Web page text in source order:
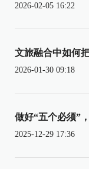
2026-02-05 16:22
文旅融合中如何
2026-01-30 09:18
做好“五个必须”
2025-12-29 17:36